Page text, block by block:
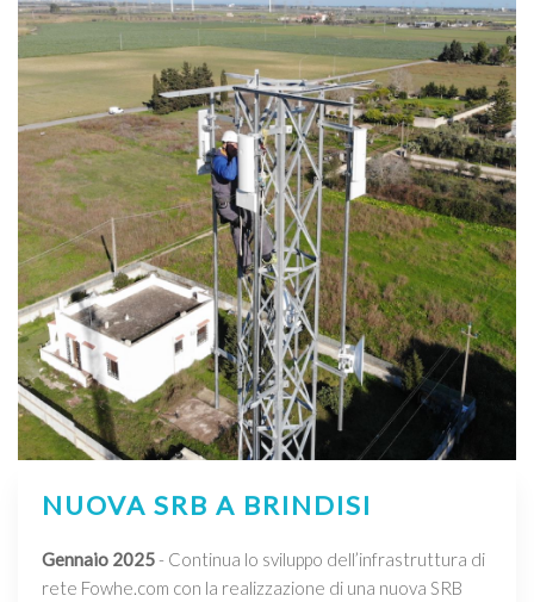
NUOVA SRB A BRINDISI
Gennaio 2025- Continua lo sviluppo dell’infrastruttura di
rete Fowhe.com con la realizzazione di una nuova SRB